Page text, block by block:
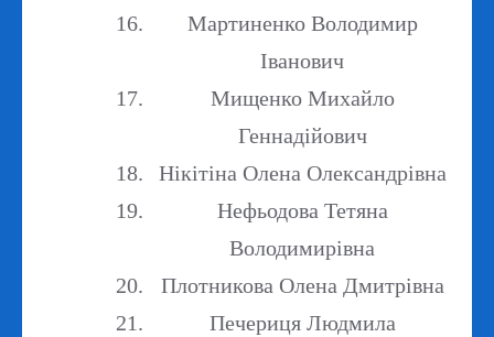
Мартиненко Володимир
Іванович
Мищенко Михайло
Геннадійович
Нікітіна Олена Олександрівна
Нефьодова Тетяна
Володимирівна
Плотникова Олена Дмитрівна
Печериця Людмила